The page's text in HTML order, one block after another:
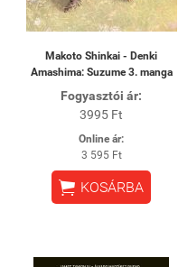
Makoto Shinkai - Denki
Amashima: Suzume 3. manga
Fogyasztói ár:
3995 Ft
Online ár:
3 595 Ft
 KOSÁRBA